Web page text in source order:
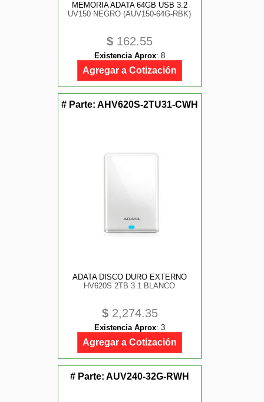
MEMORIA ADATA 64GB USB 3.2
UV150 NEGRO (AUV150-64G-RBK)
$ 162.55
Existencia Aprox: 8
Agregar a Cotización
# Parte: AHV620S-2TU31-CWH
ADATA DISCO DURO EXTERNO
HV620S 2TB 3.1 BLANCO
$2,274.35
Existencia Aprox: 3
Agregar a Cotización
# Parte: AUV240-32G-RWH